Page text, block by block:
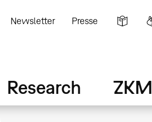
Newsletter Presse
Research ZKM